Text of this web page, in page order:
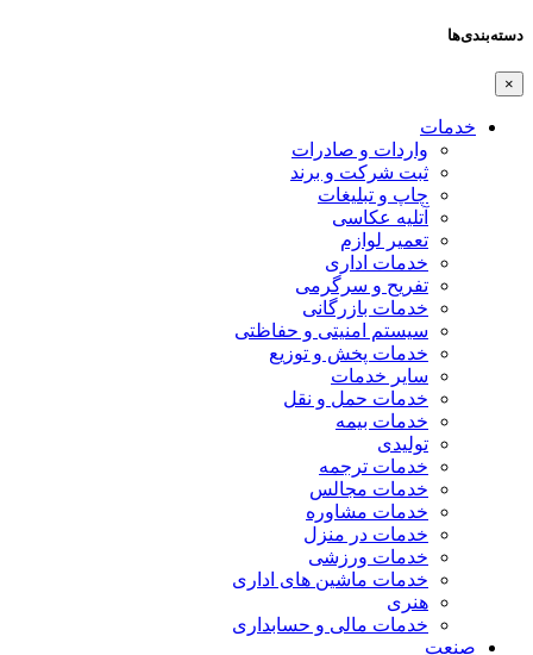
دسته‌بندی‌ها
×
خدمات
واردات و صادرات
ثبت شرکت و برند
چاپ و تبلیغات
آتلیه عکاسی
تعمیر لوازم
خدمات اداری
تفریح و سرگرمی
خدمات بازرگانی
سیستم امنیتی و حفاظتی
خدمات پخش و توزیع
سایر خدمات
خدمات حمل و نقل
خدمات بیمه
تولیدی
خدمات ترجمه
خدمات مجالس
خدمات مشاوره
خدمات در منزل
خدمات ورزشی
خدمات ماشین های اداری
هنری
خدمات مالی و حسابداری
صنعت